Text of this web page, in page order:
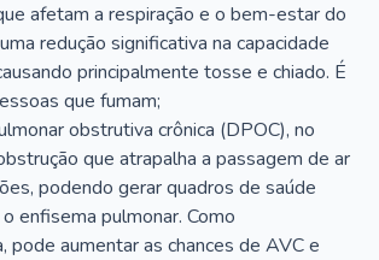
afetam a respiração e o bem-estar do
redução significativa na capacidade
principalmente tosse e chiado. É
que fumam;
obstrutiva crônica (DPOC), no
que atrapalha a passagem de ar
podendo gerar quadros de saúde
enfisema pulmonar. Como
pode aumentar as chances de AVC e